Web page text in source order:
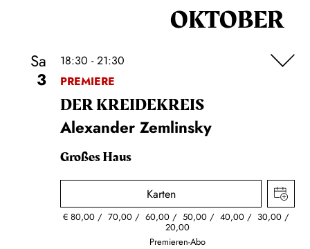
OKTOBER
Sa
3
18:30 - 21:30
PREMIERE
DER KREIDE­KREIS
Alexander Zemlinsky
Großes Haus
Karten
€80,00 70,00 60,00 50,00 40,00 30,00
20,00
Premieren-Abo